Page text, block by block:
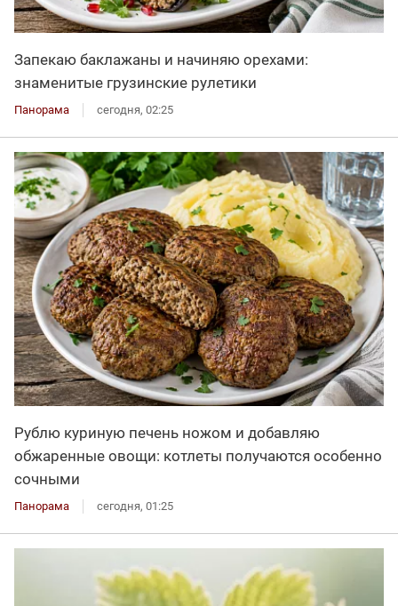
Запекаю баклажаны и начиняю орехами:
знаменитые грузинские рулетики
Панорама сегодня, 02:25
Рублю куриную печень ножом и добавляю
обжаренные овощи: котлеты получаются особенно
сочными
Панорама сегодня, 01:25